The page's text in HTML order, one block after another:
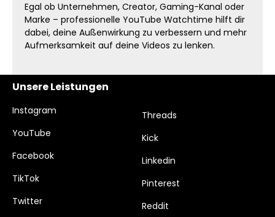
Egal ob Unternehmen, Creator, Gaming-Kanal oder
Marke – professionelle YouTube Watchtime hilft dir
dabei, deine Außenwirkung zu verbessern und mehr
Aufmerksamkeit auf deine Videos zu lenken.
Unsere Leistungen
Instagram
YouTube
Facebook
TikTok
Twitter
Threads
Kick
Linkedin
Pinterest
Reddit